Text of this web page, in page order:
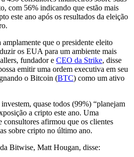
com 56% indicando que estão mais
este ano após os resultados da eleição
que o presidente eleito
os EUA para um ambiente mais
fundador e CEO da Strike, disse
emitir uma ordem executiva em seu
o Bitcoin (BTC) como um ativo
quase todos (99%) “planejam
a cripto este ano. Uma
consultores afirmou que os clientes
sobre cripto no último ano.
Bitwise, Matt Hougan, disse: